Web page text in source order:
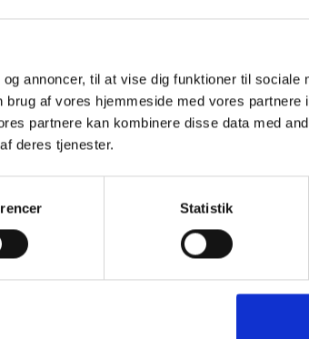
annoncer, til at vise dig funktioner til sociale
af vores hjemmeside med vores partnere
partnere kan kombinere disse data med
deres tjenester.
Statistik